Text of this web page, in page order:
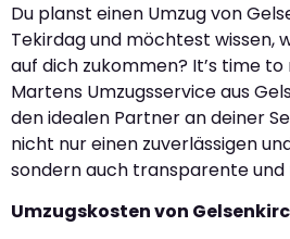
Du planst einen Umzug von
Tekirdag und möchtest wissen,
auf dich zukommen? It’s time
Martens Umzugsservice aus
den idealen Partner an deiner
nicht nur einen zuverlässigen
sondern auch transparente und
Umzugskosten von